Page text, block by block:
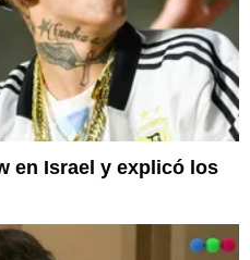
en Israel y explicó los